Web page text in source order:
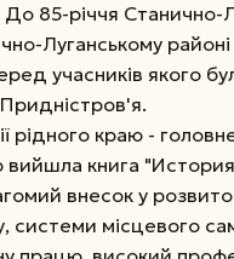
85-річчя Станично-
Луганському
учасників якого
рідного краю -
вийшла книга
внесок у
системи місцевого